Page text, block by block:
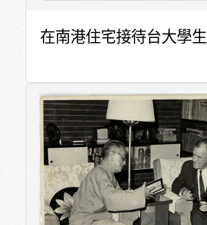
在南港住宅接待台大學生